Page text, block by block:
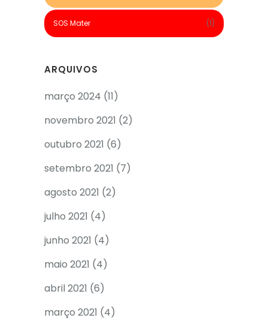
SOS Mater (1)
ARQUIVOS
março 2024 (11)
novembro 2021 (2)
outubro 2021 (6)
setembro 2021 (7)
agosto 2021 (2)
julho 2021 (4)
junho 2021 (4)
maio 2021 (4)
abril 2021 (6)
março 2021 (4)